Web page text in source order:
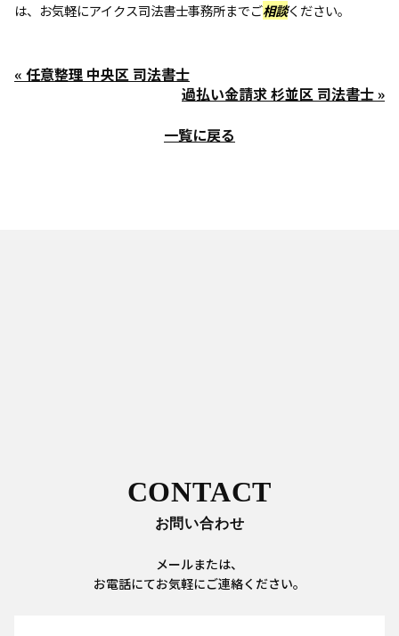
は、お気軽にアイクス司法書士事務所までご相談ください。
« 任意整理 中央区 司法書士
過払い金請求 杉並区 司法書士 »
一覧に戻る
CONTACT
お問い合わせ
メールまたは、
お電話にてお気軽にご連絡ください。